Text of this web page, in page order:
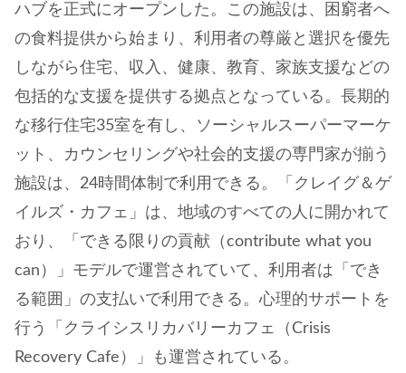
ハブを正式にオープンした。この施設は、困窮者へ
の食料提供から始まり、利用者の尊厳と選択を優先
しながら住宅、収入、健康、教育、家族支援などの
包括的な支援を提供する拠点となっている。長期的
な移行住宅35室を有し、ソーシャルスーパーマーケ
ット、カウンセリングや社会的支援の専門家が揃う
施設は、24時間体制で利用できる。「クレイグ＆ゲ
イルズ・カフェ」は、地域のすべての人に開かれて
おり、「できる限りの貢献（contribute what you
can）」モデルで運営されていて、利用者は「でき
る範囲」の支払いで利用できる。心理的サポートを
行う「クライシスリカバリーカフェ（Crisis
Recovery Cafe）」も運営されている。